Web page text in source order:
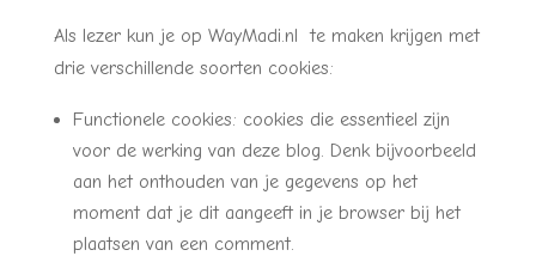
Als lezer kun je op WayMadi.nl te maken krijgen met
drie verschillende soorten cookies:
Functionele cookies: cookies die essentieel zijn
voor de werking van deze blog. Denk bijvoorbeeld
aan het onthouden van je gegevens op het
moment dat je dit aangeeft in je browser bij het
plaatsen van een comment.